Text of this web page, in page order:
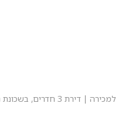
למכירה | דירת 3 חדרים, בשכונת נאות שמיר